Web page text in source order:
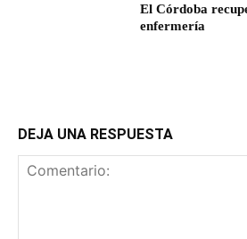
El Córdoba
enfermería
DEJA UNA RESPUESTA